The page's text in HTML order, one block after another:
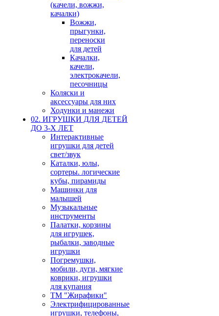
(качели, вожжи,
качалки)
Вожжи,
прыгунки,
переноски
для детей
Качалки,
качели,
электрокачели,
песочницы
Коляски и
аксессуары для них
Ходунки и манежи
02. ИГРУШКИ ДЛЯ ДЕТЕЙ
ДО 3-Х ЛЕТ
Интерактивные
игрушки для детей
свет/звук
Каталки, юлы,
сортеры. логические
кубы, пирамиды
Машинки для
малышей
Музыкальные
инструменты
Палатки, корзины
для игрушек,
рыбалки, заводные
игрушки
Погремушки,
мобили, дуги, мягкие
коврики, игрушки
для купания
ТМ "Жирафики"
Электрифицированные
игрушки, телефоны,